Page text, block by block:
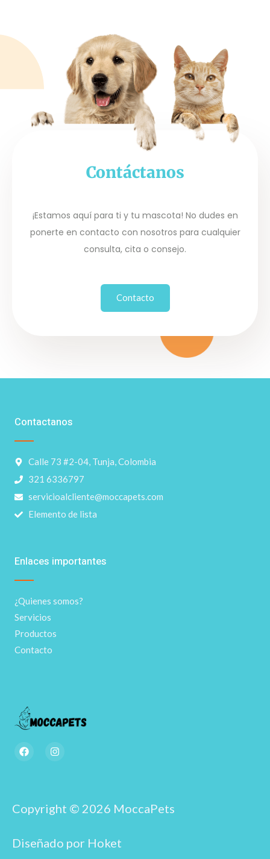
Contáctanos
¡Estamos aquí para ti y tu mascota! No dudes en
ponerte en contacto con nosotros para cualquier
consulta, cita o consejo.
Contacto
F
a
k
I
n
r
a
Enlaces importantes
¿Quienes somos?
Servicios
Productos
Contacto
Contactanos
Calle 73 #2-04, Tunja, Colombia
321 6336797
servicioalcliente@moccapets.com
Elemento de lista
Copyright © 2026 MoccaPets
Diseñado por Hoket